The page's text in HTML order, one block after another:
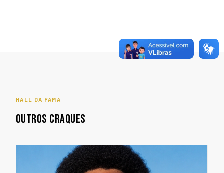
HALL DA FAMA
OUTROS CRAQUES